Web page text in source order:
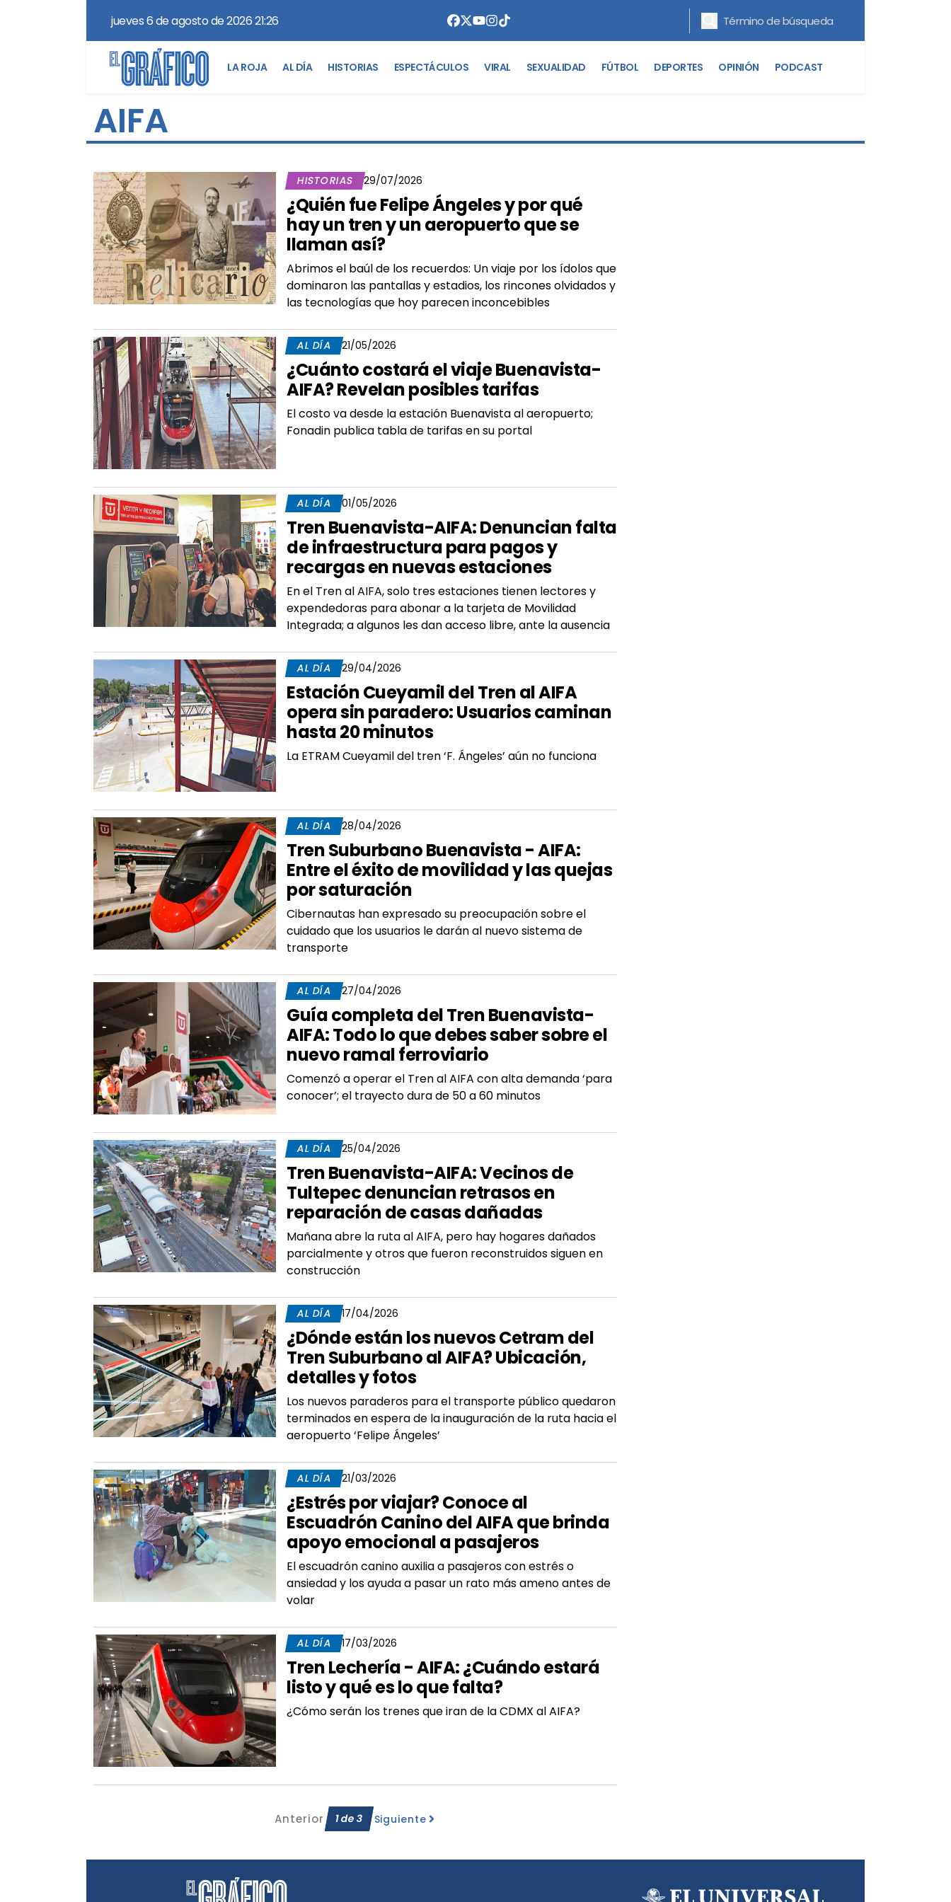
jueves 6 de agosto de 2026 21:26
LA ROJA AL DÍA HISTORIAS ESPECTÁCULOS VIRAL SEXUALIDAD FÚTBOL DEPORTES OPINIÓN PODCAST
AIFA
HISTORIAS 29/07/2026
¿Quién fue Felipe Ángeles y por qué
hay un tren y un aeropuerto que se
llaman así?
Abrimos el baúl de los recuerdos: Un viaje por los ídolos que
dominaron las pantallas y estadios, los rincones olvidados y
las tecnologías que hoy parecen inconcebibles
AL DÍA 21/05/2026
¿Cuánto costará el viaje Buenavista-
AIFA? Revelan posibles tarifas
El costo va desde la estación Buenavista al aeropuerto;
Fonadin publica tabla de tarifas en su portal
AL DÍA 01/05/2026
Tren Buenavista-AIFA: Denuncian falta
de infraestructura para pagos y
recargas en nuevas estaciones
En el Tren al AIFA, solo tres estaciones tienen lectores y
expendedoras para abonar a la tarjeta de Movilidad
Integrada; a algunos les dan acceso libre, ante la ausencia
AL DÍA 29/04/2026
Estación Cueyamil del Tren al AIFA
opera sin paradero: Usuarios caminan
hasta 20 minutos
La ETRAM Cueyamil del tren ‘F. Ángeles’ aún no funciona
AL DÍA 28/04/2026
Tren Suburbano Buenavista - AIFA:
Entre el éxito de movilidad y las quejas
por saturación
Cibernautas han expresado su preocupación sobre el
cuidado que los usuarios le darán al nuevo sistema de
transporte
AL DÍA 27/04/2026
Guía completa del Tren Buenavista-
AIFA: Todo lo que debes saber sobre el
nuevo ramal ferroviario
Comenzó a operar el Tren al AIFA con alta demanda ‘para
conocer’; el trayecto dura de 50 a 60 minutos
AL DÍA 25/04/2026
Tren Buenavista-AIFA: Vecinos de
Tultepec denuncian retrasos en
reparación de casas dañadas
Mañana abre la ruta al AIFA, pero hay hogares dañados
parcialmente y otros que fueron reconstruidos siguen en
construcción
AL DÍA 17/04/2026
¿Dónde están los nuevos Cetram del
Tren Suburbano al AIFA? Ubicación,
detalles y fotos
Los nuevos paraderos para el transporte público quedaron
terminados en espera de la inauguración de la ruta hacia el
aeropuerto ‘Felipe Ángeles’
AL DÍA 21/03/2026
¿Estrés por viajar? Conoce al
Escuadrón Canino del AIFA que brinda
apoyo emocional a pasajeros
El escuadrón canino auxilia a pasajeros con estrés o
ansiedad y los ayuda a pasar un rato más ameno antes de
volar
AL DÍA 17/03/2026
Tren Lechería - AIFA: ¿Cuándo estará
listo y qué es lo que falta?
¿Cómo serán los trenes que iran de la CDMX al AIFA?
Anterior 1de3 Siguiente